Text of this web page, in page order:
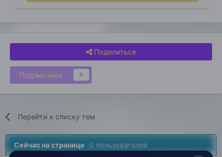
Поделиться
Подписчики 0
Перейти к списку тем
Сейчас на странице 0 пользователей